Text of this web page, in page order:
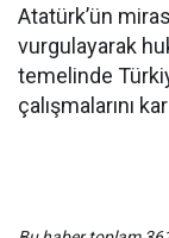
Atatürk’ün
vurgulayarak
temelinde
çalışmalarını